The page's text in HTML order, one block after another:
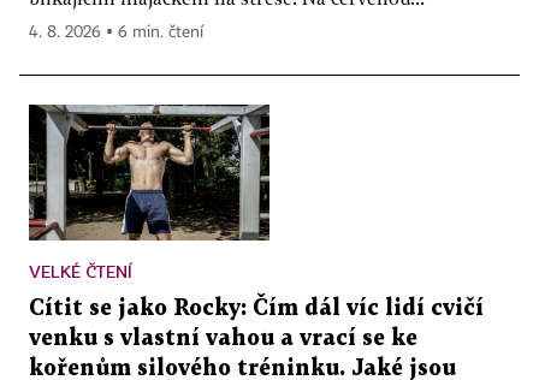
4. 8. 2026 ▪ 6 min. čtení
VELKÉ ČTENÍ
Cítit se jako Rocky: Čím dál víc lidí cvičí
venku s vlastní vahou a vrací se ke
kořenům silového tréninku. Jaké jsou